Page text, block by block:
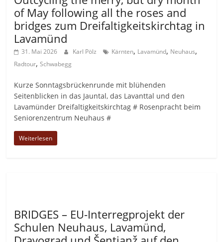
of May following all the roses and
bridges zum Dreifaltigkeitskirchtag in
Lavamünd
31. Mai 2026 Karl Pölz Kärnten, Lavamünd, Neuhaus,
Radtour,Schwabegg
Kurze Sonntagsbrückenrunde mit blühenden
Seitenblicken in das Jauntal, das Lavanttal und den
Lavamünder Dreifaltigkeitskirchtag # Rosenpracht beim
Seniorenzentrum Neuhaus #
Weiterlesen
BRIDGES – EU-Interregprojekt der
Schulen Neuhaus, Lavamünd,